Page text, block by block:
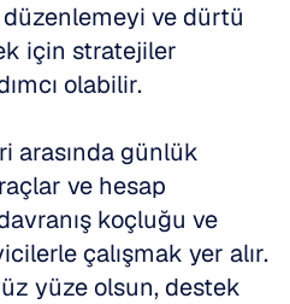
ve dürtü
için stratejiler
olabilir.
arasında günlük
ve hesap
koçluğu ve
çalışmak yer alır.
yüze olsun, destek